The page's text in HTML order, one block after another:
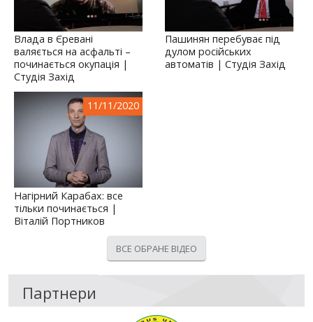
Влада в Єревані
валяється на асфальті –
починається окупація |
Студія Захід
Пашинян перебуває під
дулом російських
автоматів | Студія Захід
11/11/2020
Нагірний Карабах: все
тільки починається |
Віталій Портников
ВСЕ ОБРАНЕ ВІДЕО
Партнери